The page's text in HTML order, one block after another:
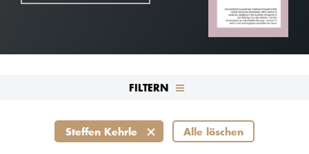
FILTERN
Steffen Kehrle Alle löschen